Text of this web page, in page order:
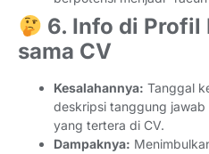
6. Info di Profil
sama CV
Kesalahannya: Tanggal
deskripsi tanggung
yang tertera di CV.
Dampaknya: